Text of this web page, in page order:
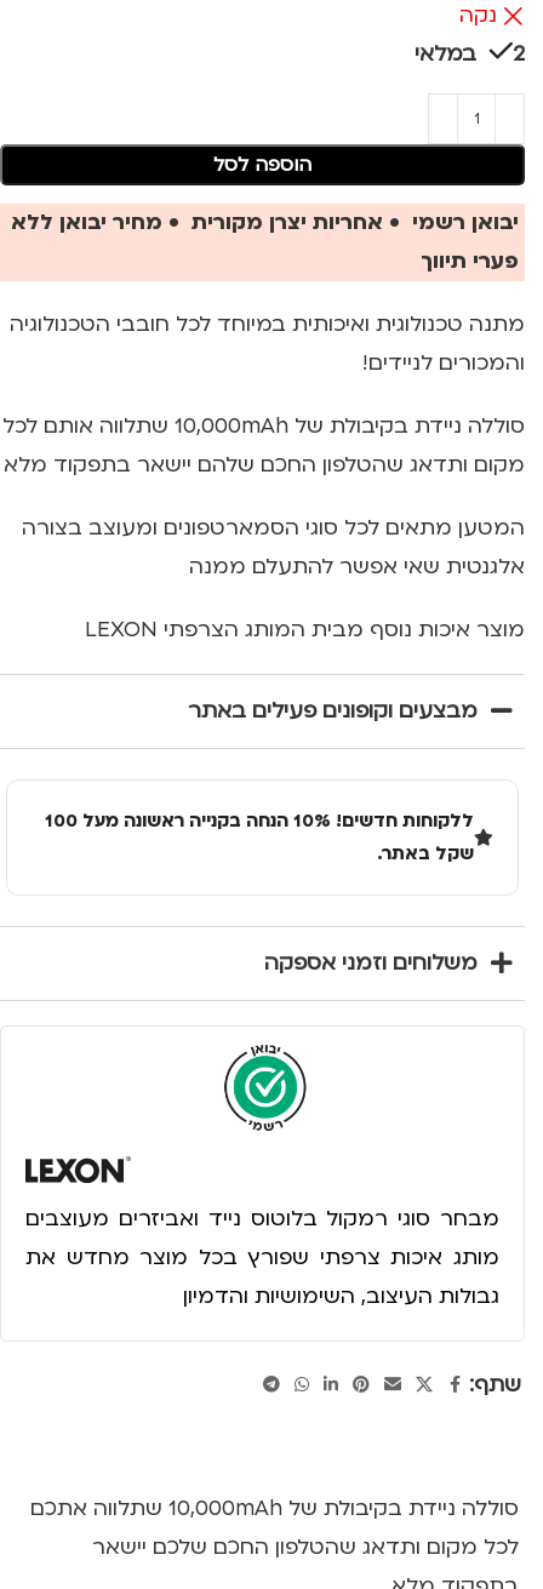
נקה
2 במלאי
הוספה לסל
יבואן רשמי • אחריות יצרן מקורית • מחיר יבואן ללא
פערי תיווך
מתנה טכנולוגית ואיכותית במיוחד לכל חובבי הטכנולוגיה
והמכורים לניידים!
סוללה ניידת בקיבולת של 10,000mAh שתלווה אותם לכל
מקום ותדאג שהטלפון החכם שלהם יישאר בתפקוד מלא
המטען מתאים לכל סוגי הסמארטפונים ומעוצב בצורה
אלגנטית שאי אפשר להתעלם ממנה
מוצר איכות נוסף מבית המותג הצרפתי LEXON
מבצעים וקופונים פעילים באתר
ללקוחות חדשים! 10% הנחה בקנייה ראשונה מעל 100
שקל באתר.
משלוחים וזמני אספקה
מבחר סוגי רמקול בלוטוס נייד ואביזרים מעוצבים
מותג איכות צרפתי שפורץ בכל מוצר מחדש את
גבולות העיצוב, השימושיות והדמיון
שתף:
סוללה ניידת בקיבולת של 10,000mAh שתלווה אתכם
לכל מקום ותדאג שהטלפון החכם שלכם יישאר